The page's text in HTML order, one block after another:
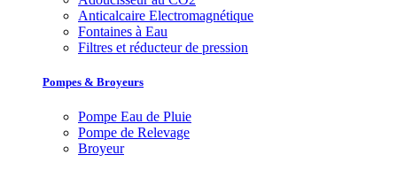
Anticalcaire Electromagnétique
Fontaines à Eau
Filtres et réducteur de pression
Pompes & Broyeurs
Pompe Eau de Pluie
Pompe de Relevage
Broyeur